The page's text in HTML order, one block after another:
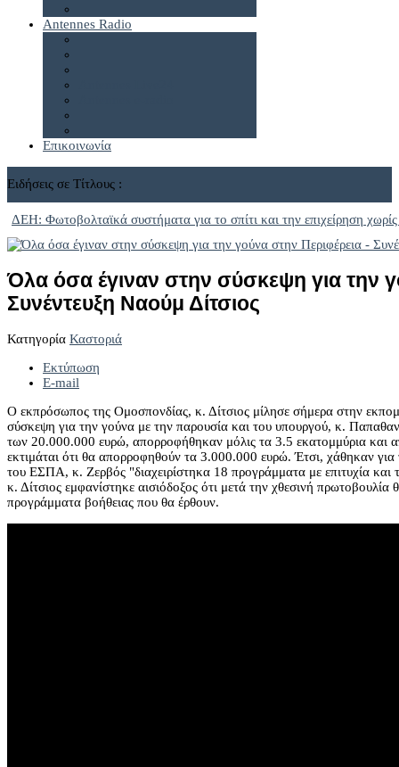
Antennes Radio
Επικοινωνία
Ειδήσεις σε Τίτλους :
ΔΕΗ: Φωτοβολταϊκά συστήματα για το σπίτι και την επιχείρηση
Όλα όσα έγιναν στην σύσκεψη για την
Συνέντευξη Ναούμ Δίτσιος
Κατηγορία Καστοριά
Εκτύπωση
E-mail
Ο εκπρόσωπος της Ομοσπονδίας, κ. Δίτσιος μίλησε σήμερα στην
σύσκεψη για την γούνα με την παρουσία και του υπουργού, κ.
των 20.000.000 ευρώ, απορροφήθηκαν μόλις τα 3.5 εκατομμύρια και
εκτιμάται ότι θα απορροφηθούν τα 3.000.000 ευρώ. Έτσι, χάθηκαν
του ΕΣΠΑ, κ. Ζερβός "διαχειρίστηκα 18 προγράμματα με επιτυχία
κ. Δίτσιος εμφανίστηκε αισιόδοξος ότι μετά την χθεσινή
προγράμματα βοήθειας που θα έρθουν.